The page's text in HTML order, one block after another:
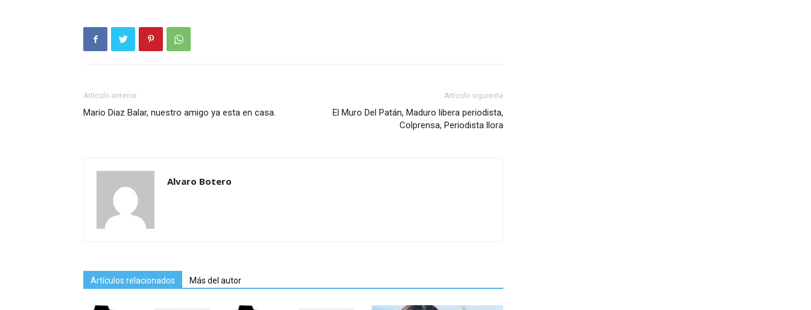
Artículo anterior
Mario Diaz Balar, nuestro amigo ya esta en casa.
Artículo siguiente
El Muro Del Patán, Maduro libera periodista,
Colprensa, Periodista llora
Alvaro Botero
Artículos relacionados Más del autor